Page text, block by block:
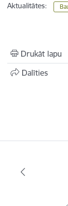
Aktualitātes:
Drukāt lapu
Dalīties